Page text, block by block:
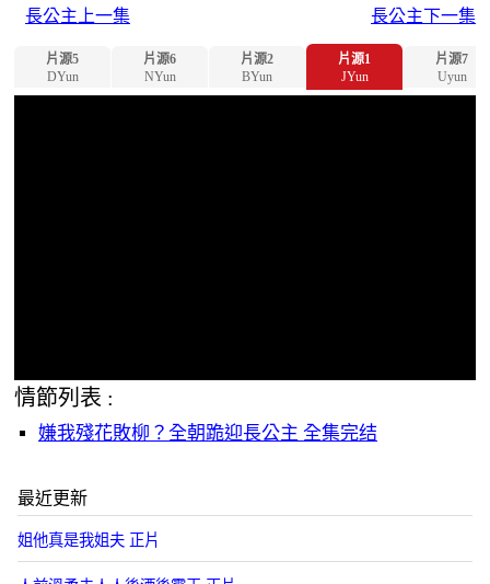
長公主上一集
長公主下一集
片源5
DYun
片源6
NYun
片源2
BYun
片源1
JYun
片源7
Uyun
情節列表 :
嫌我殘花敗柳？全朝跪迎長公主 全集完结
最近更新
姐他真是我姐夫 正片